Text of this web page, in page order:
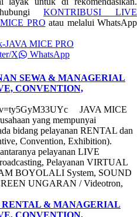
KONTRIBUSI LIVE
PRO atau melalui WhatsApp
JAVA MICE PRO
X WhatsApp
SEWA & MANAGERIAL
CONVENTION,
JAVA MICE
yang mempunyai
bidang pelayanan RENTAL dan
Convention, Exhibition).
pelayanan LIVE
Pelayanan VIRTUAL
BOYOLALI System, SOUND
UNGARAN / Videotron,
RENTAL & MANAGERIAL
CONVENTION,